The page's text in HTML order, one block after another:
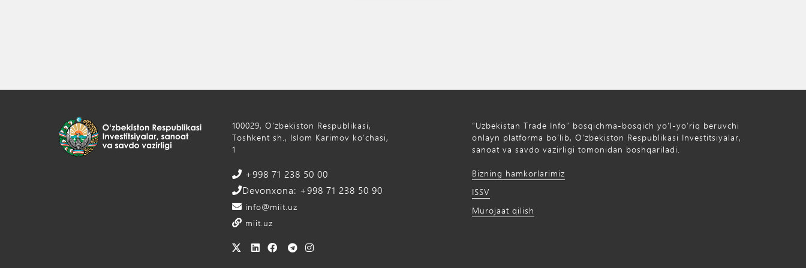
100029, Oʻzbekiston Respublikasi,
Toshkent sh., Islom Karimov ko‘chasi,
1
+998 71 238 50 00
Devonxona: +998 71 238 50 90
info@miit.uz
miit.uz
“Uzbekistan Trade Info” bosqichma-bosqich yo‘l-yo‘riq beruvchi
onlayn platforma bo‘lib, O‘zbekiston Respublikasi Investitsiyalar,
sanoat va savdo vazirligi tomonidan boshqariladi.
Bizning hamkorlarimiz
ISSV
Murojaat qilish